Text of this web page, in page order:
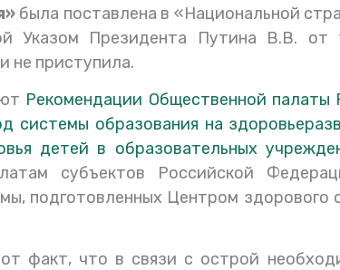
была поставлена в «Национальной
Указом Президента Путина В.В.
не приступила.
Рекомендации Общественной
системы образования на
детей в образовательных
субъектов Российской
подготовленных Центром
факт, что в связи с острой